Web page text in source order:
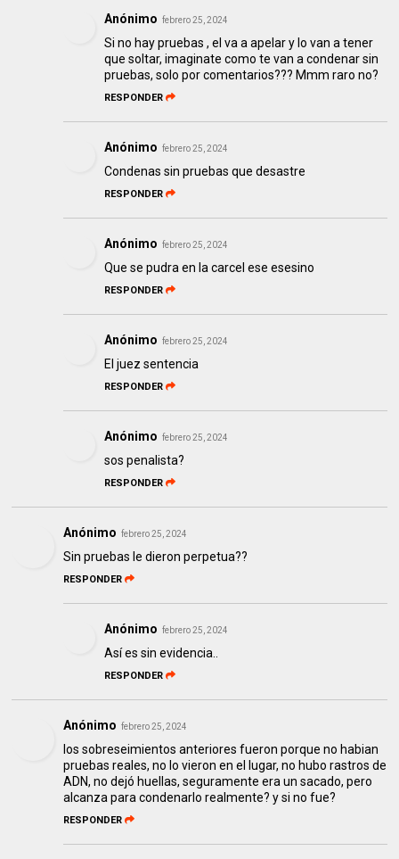
Anónimo febrero 25, 2024
Si no hay pruebas , el va a apelar y lo van a tener
que soltar, imaginate como te van a condenar sin
pruebas, solo por comentarios??? Mmm raro no?
RESPONDER
Anónimo febrero 25, 2024
Condenas sin pruebas que desastre
RESPONDER
Anónimo febrero 25, 2024
Que se pudra en la carcel ese esesino
RESPONDER
Anónimo febrero 25, 2024
El juez sentencia
RESPONDER
Anónimo febrero 25, 2024
sos penalista?
RESPONDER
Anónimo febrero 25, 2024
Sin pruebas le dieron perpetua??
RESPONDER
Anónimo febrero 25, 2024
Así es sin evidencia..
RESPONDER
Anónimo febrero 25, 2024
los sobreseimientos anteriores fueron porque no habian
pruebas reales, no lo vieron en el lugar, no hubo rastros de
ADN, no dejó huellas, seguramente era un sacado, pero
alcanza para condenarlo realmente? y si no fue?
RESPONDER